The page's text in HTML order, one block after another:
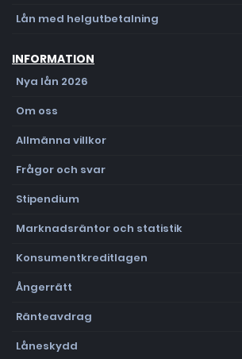
Lån med helgutbetalning
INFORMATION
Nya lån 2026
Om oss
Allmänna villkor
Frågor och svar
Stipendium
Marknadsräntor och statistik
Konsumentkreditlagen
Ångerrätt
Ränteavdrag
Låneskydd